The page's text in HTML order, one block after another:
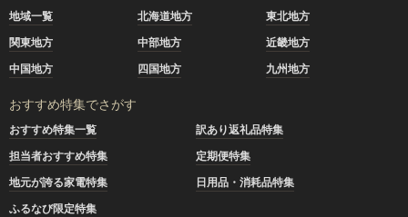
地域一覧 北海道地方
東北地方
関東地方
中部地方
近畿地方
中国地方
四国地方 九州地方
おすすめ特集でさがす
おすすめ特集一覧
訳あり返礼品特集
担当者おすすめ特集
定期便特集
地元が誇る家電特集
日用品・消耗品特集
ふるなび限定特集